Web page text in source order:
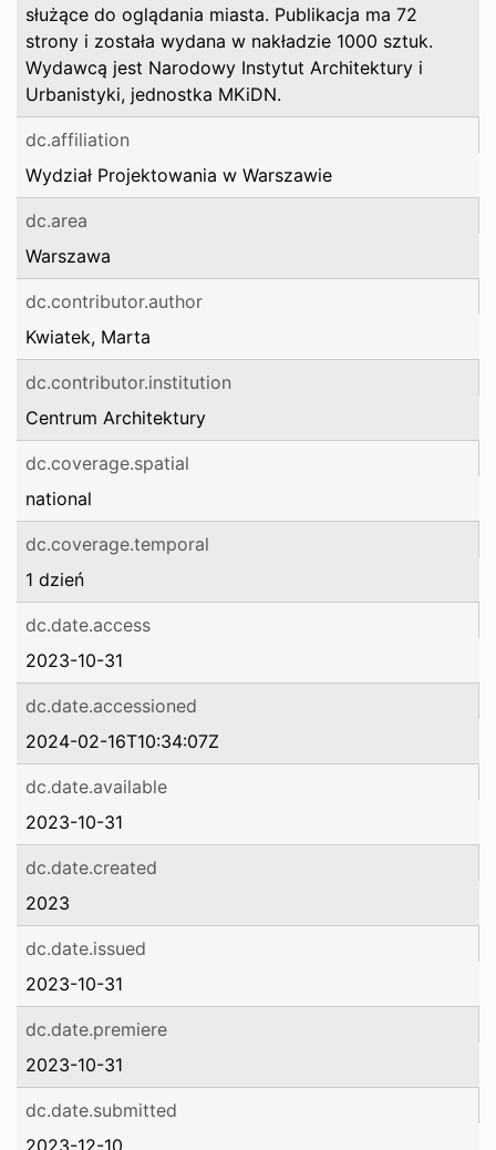
służące do oglądania miasta. Publikacja ma 72
strony i została wydana w nakładzie 1000 sztuk.
Wydawcą jest Narodowy Instytut Architektury i
Urbanistyki, jednostka MKiDN.
dc.affiliation
Wydział Projektowania w Warszawie
dc.area
Warszawa
dc.contributor.author
Kwiatek, Marta
dc.contributor.institution
Centrum Architektury
dc.coverage.spatial
national
dc.coverage.temporal
1 dzień
dc.date.access
2023-10-31
dc.date.accessioned
2024-02-16T10:34:07Z
dc.date.available
2023-10-31
dc.date.created
2023
dc.date.issued
2023-10-31
dc.date.premiere
2023-10-31
dc.date.submitted
2023-12-10